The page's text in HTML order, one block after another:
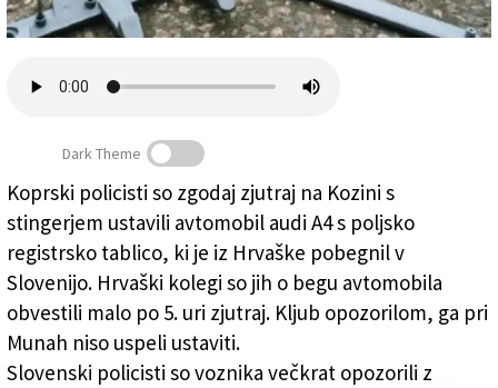
Založnik
Ustavili so ga s stingerjem
Dark Theme
Koprski policisti so zgodaj zjutraj na Kozini s
stingerjem ustavili avtomobil audi A4 s poljsko
registrsko tablico, ki je iz Hrvaške pobegnil v
Slovenijo. Hrvaški kolegi so jih o begu avtomobila
obvestili malo po 5. uri zjutraj. Kljub opozorilom, ga pri
Munah niso uspeli ustaviti.
Slovenski policisti so voznika večkrat opozorili z